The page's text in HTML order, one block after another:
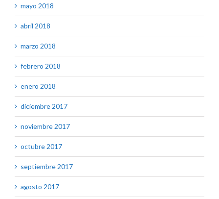
mayo 2018
abril 2018
marzo 2018
febrero 2018
enero 2018
diciembre 2017
noviembre 2017
octubre 2017
septiembre 2017
agosto 2017